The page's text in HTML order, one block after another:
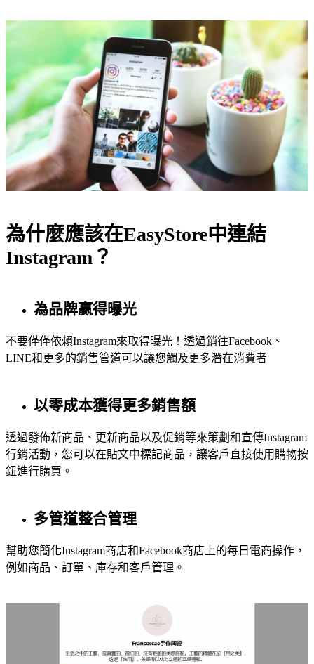
為什麼應該在EasyStore中連結
Instagram？
為品牌贏得曝光
不要僅僅依賴Instagram來取得曝光！透過銷往Facebook、
LINE和更多的銷售管道可以讓您觸及更多潛在消費者
以零成本獲得更多銷售額
透過發佈新商品、更新商品以及促銷等來策劃和宣傳Instagram
行銷活動，您可以在貼文中標記商品，讓客戶直接使用購物按
鈕進行購買。
多管道整合管理
幫助您簡化Instagram商店和Facebook商店上的每日電商操作，
例如商品、訂單、庫存和客戶管理。